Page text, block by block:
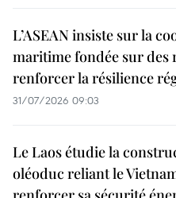
L’ASEAN insiste sur la
maritime fondée sur des
renforcer la résilience
31/07/2026 09:03
Le Laos étudie la
oléoduc reliant le